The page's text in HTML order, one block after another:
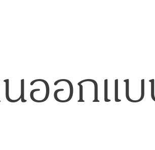
ออกแ